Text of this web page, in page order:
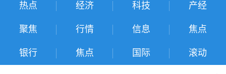
热点 经济 科技 产经
聚焦 行情 信息 焦点
银行 焦点 国际 滚动